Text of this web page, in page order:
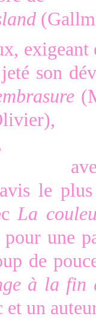
son
le
La
pour une
de
à la fin
un